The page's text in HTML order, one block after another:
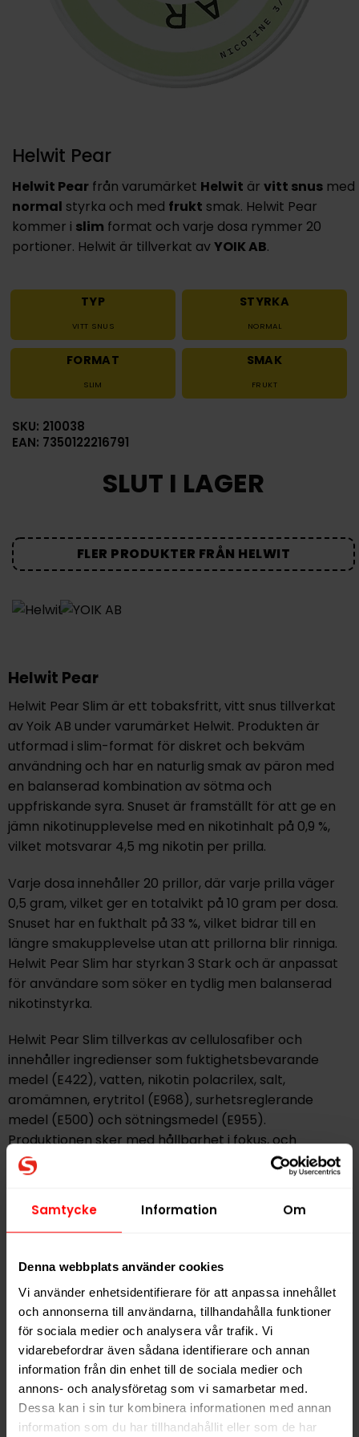
Samtycke Information Om
Denna webbplats använder cookies
Vi använder enhetsidentifierare för att anpassa innehållet
och annonserna till användarna, tillhandahålla funktioner
för sociala medier och analysera vår trafik. Vi
vidarebefordrar även sådana identifierare och annan
information från din enhet till de sociala medier och
annons- och analysföretag som vi samarbetar med.
Dessa kan i sin tur kombinera informationen med annan
information som du har tillhandahållit eller som de har
Helwit Pear
Helwit Pear från varumärket Helwit är vitt snus med
normal styrka och med frukt smak. Helwit Pear
kommer i slim format och varje dosa rymmer 20
portioner. Helwit är tillverkat avYOIK AB.
TYP
VITT SNUS
STYRKA
NORMAL
FORMAT
SLIM
SMAK
FRUKT
SKU: 210038
EAN: 7350122216791
SLUT I LAGER
FLER PRODUKTER FRÅN HELWIT
Helwit Pear
Helwit Pear Slim är ett tobaksfritt, vitt snus tillverkat
av Yoik AB under varumärket Helwit. Produkten är
utformad i slim-format för diskret och bekväm
användning och har en naturlig smak av päron med
en balanserad kombination av sötma och
uppfriskande syra. Snuset är framställt för att ge en
jämn nikotinupplevelse med en nikotinhalt på 0,9 %,
vilket motsvarar 4,5 mg nikotin per prilla.
Varje dosa innehåller 20 prillor, där varje prilla väger
0,5 gram, vilket ger en totalvikt på 10 gram per dosa.
Snuset har en fukthalt på 33 %, vilket bidrar till en
längre smakupplevelse utan att prillorna blir rinniga.
Helwit Pear Slim har styrkan 3 Stark och är anpassat
för användare som söker en tydlig men balanserad
nikotinstyrka.
Helwit Pear Slim tillverkas av cellulosafiber och
innehåller ingredienser som fuktighetsbevarande
medel (E422), vatten, nikotin polacrilex, salt,
aromämnen, erytritol (E968), surhetsreglerande
medel (E500) och sötningsmedel (E955).
Produktionen sker med hållbarhet i fokus, och
dosorna tillverkas av tallolja, vilket minimerar
koldioxidutsläppen. Fabriken drivs med vattenkraft för
att säkerställa en klimatvänlig tillverkningsprocess.
Produkten är svensktillverkad i Gransholm utanför
Pear Slim är ett alternativ för användare som
föredrar en tobak- och rökfri livsstil utan att
kompromissa med smak eller nikotininnehåll.
Hitta alla produkter från Helwit
Alla produkter med smaken Frukt